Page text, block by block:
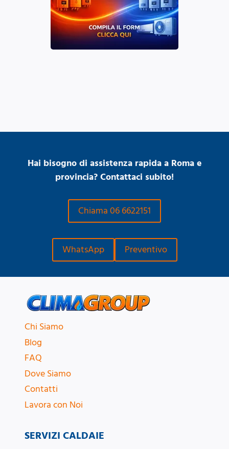
Hai bisogno di assistenza rapida a Roma e
provincia? Contattaci subito!
Chiama 06 6622151
WhatsApp Preventivo
Chi Siamo
Blog
FAQ
Dove Siamo
Contatti
Lavora con Noi
SERVIZI CALDAIE